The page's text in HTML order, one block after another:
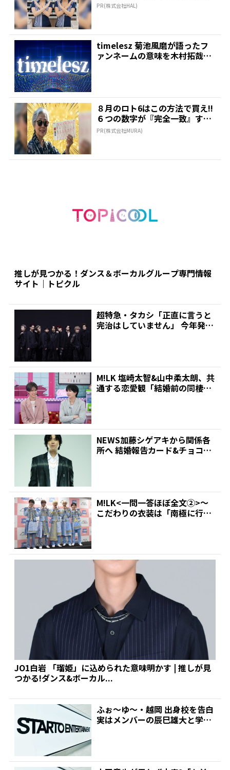
PR(株式会社HAL)
timelesz 菊池風磨が語ったフ
ァンネームの意味を木村拓哉が
８月のロト6はこの方法で買え!!
６つの数字が『完全一致』する
方法
PR(株式会社MURA)
推しが見つかる！ダンス＆ボーカルグループ専門情報
サイト｜トピクル
超特急・タカシ「正直に言うと
完治はしていません」 今年発症
M!LK 塩崎太智&山中柔太朗、共
通する恋愛観「結婚前の同棲は
NEWS加藤シゲアキから関係各
所へ 結婚報告カード&チョコレ
M!LK<一問一答ほぼ全文②>～
こだわりの衣装は「南極に行け
JO1白岩 「瑠姫」に込められた意味明かす | 推しが見
つかる!ダンス&ボーカル...
ふぉ～ゆ～・越岡 出身校を告白
実はメンバーの辰巳雄大と学生